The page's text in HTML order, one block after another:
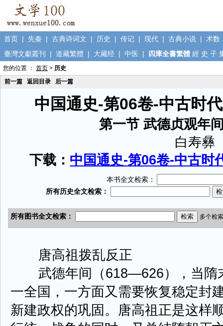
首页 | 先秦 | 古典诗词文 | 历史 | 传记 | 现代 | 古典小说 | 术数
臺灣文獻叢刊
| 道藏繁體 | 大藏经 | 中医 | 四庫全書繁體 經 史 子
您的位置 ： 首页 > 历史
前一篇
返回目录 后一篇
中国通史-第06卷-中古时
第一节 武德贞观年
白寿彝
下载： 中国通史-第06卷-中古时
本书全文检索：
唐高祖拨乱反正
武德年间（618—626），当隋
一全国，一方面又需要恢复稳定封
新建政权的巩固。唐高祖正是这样